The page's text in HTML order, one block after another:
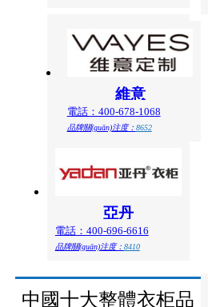
維意
電話：400-678-1068
品牌關(guān)注度： 8652
亞丹
電話：400-696-6616
品牌關(guān)注度： 8410
中國十大整體衣柜品